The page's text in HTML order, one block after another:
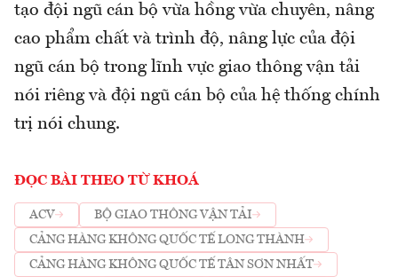
tạo đội ngũ cán bộ vừa hồng vừa chuyên, nâng
cao phẩm chất và trình độ, nâng lực của đội
ngũ cán bộ trong lĩnh vực giao thông vận tải
nói riêng và đội ngũ cán bộ của hệ thống chính
trị nói chung.
ĐỌC BÀI THEO TỪ KHOÁ
ACV
BỘ GIAO THÔNG VẬN TẢI
CẢNG HÀNG KHÔNG QUỐC TẾ LONG THÀNH
CẢNG HÀNG KHÔNG QUỐC TẾ TÂN SƠN NHẤT